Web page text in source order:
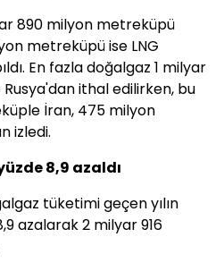
890 milyon metreküpü
metreküpü ise LNG
En fazla doğalgaz 1 milyar
ithal edilirken, bu
İran, 475 milyon
izledi.
8,9 azaldı
tüketimi geçen yılın
azalarak 2 milyar 916